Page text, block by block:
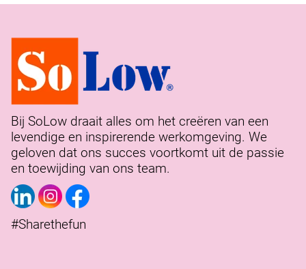
Bij SoLow draait alles om het creëren van een
levendige en inspirerende werkomgeving. We
geloven dat ons succes voortkomt uit de passie
en toewijding van ons team.
#Sharethefun